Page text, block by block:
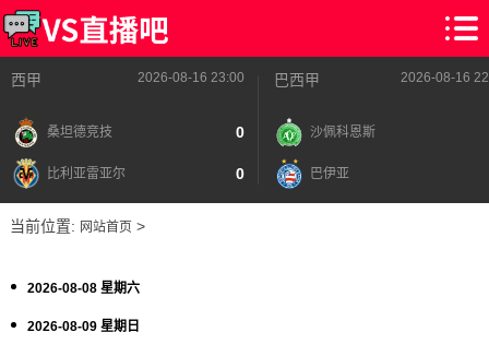
西甲 2026-08-16 23:00
桑坦德竞技 0
比利亚雷亚尔 0
巴西甲 2026-08-16
沙佩科恩斯
巴伊亚
当前位置: 网站首页>
2026-08-08 星期六
2026-08-09 星期日